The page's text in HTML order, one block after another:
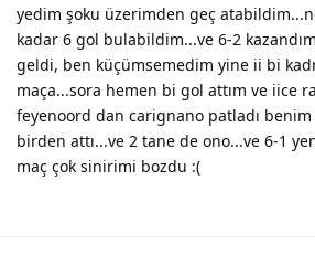
yedim şoku üzerimden geç
kadar 6 gol bulabildim...ve 6-2
geldi, ben küçümsemedim yine ii bi
maça...sora hemen bi gol attım ve iice
feyenoord dan carignano patladı
birden attı...ve 2 tane de ono...ve 6-1
maç çok sinirimi bozdu :(